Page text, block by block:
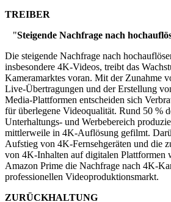
TREIBER
"Steigende Nachfrage nach
Die steigende Nachfrage nach
insbesondere 4K-Videos, treibt das
Kameramarktes voran. Mit der Zunahme
Live-Übertragungen und der Erstellung
Media-Plattformen entscheiden sich
für überlegene Videoqualität. Rund 50 %
Unterhaltungs- und Werbebereich
mittlerweile in 4K-Auflösung gefilmt.
Aufstieg von 4K-Fernsehgeräten und die
von 4K-Inhalten auf digitalen Plattformen
Amazon Prime die Nachfrage nach 4K-
professionellen Videoproduktionsmarkt.
ZURÜCKHALTUNG